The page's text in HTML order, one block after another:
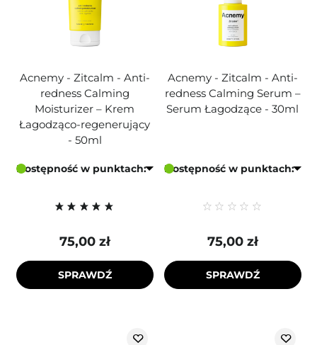
Acnemy - Zitcalm - Anti-
redness Calming
Moisturizer – Krem
Łagodząco-regenerujący
- 50ml
Dostępność w punktach:
75,00 zł
SPRAWDŹ
Acnemy - Zitcalm - Anti-
redness Calming Serum –
Serum Łagodzące - 30ml
Dostępność w punktach:
75,00 zł
SPRAWDŹ